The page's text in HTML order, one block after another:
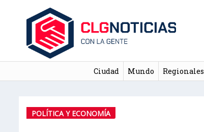
Ciudad Mundo Regionales
POLÍTICA Y ECONOMÍA